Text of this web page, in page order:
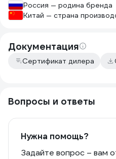
Россия — родина бренда
Китай — страна
Документация
Сертификат дилера
Вопросы и ответы
Нужна помощь?
Задайте вопрос – вам